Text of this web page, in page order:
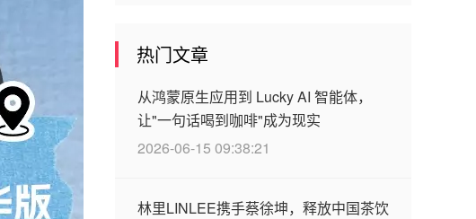
热门文章
从鸿蒙原生应用到 Lucky AI 智能体，
让"一句话喝到咖啡"成为现实
2026-06-15 09:38:21
林里LINLEE携手蔡徐坤，释放中国茶饮